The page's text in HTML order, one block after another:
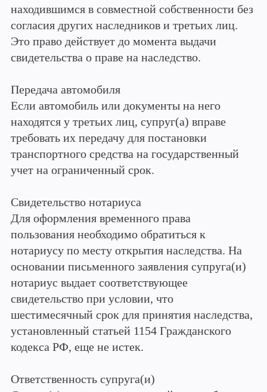
находившимся в совместной собственности без
согласия других наследников и третьих лиц.
Это право действует до момента выдачи
свидетельства о праве на наследство.
Передача автомобиля
Если автомобиль или документы на него
находятся у третьих лиц, супруг(а) вправе
требовать их передачу для постановки
транспортного средства на государственный
учет на ограниченный срок.
Свидетельство нотариуса
Для оформления временного права
пользования необходимо обратиться к
нотариусу по месту открытия наследства. На
основании письменного заявления супруга(и)
нотариус выдает соответствующее
свидетельство при условии, что
шестимесячный срок для принятия наследства,
установленный статьей 1154 Гражданского
кодекса РФ, еще не истек.
Ответственность супруга(и)